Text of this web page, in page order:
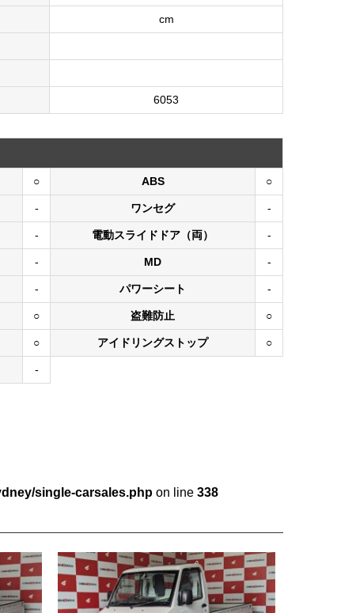
cm
6053
○ ABS ○
- ワンセグ -
- 電動スライドドア（両） -
- MD -
- パワーシート -
○ 盗難防止 ○
○ アイドリングストップ ○
-
single-carsales.php on line 338